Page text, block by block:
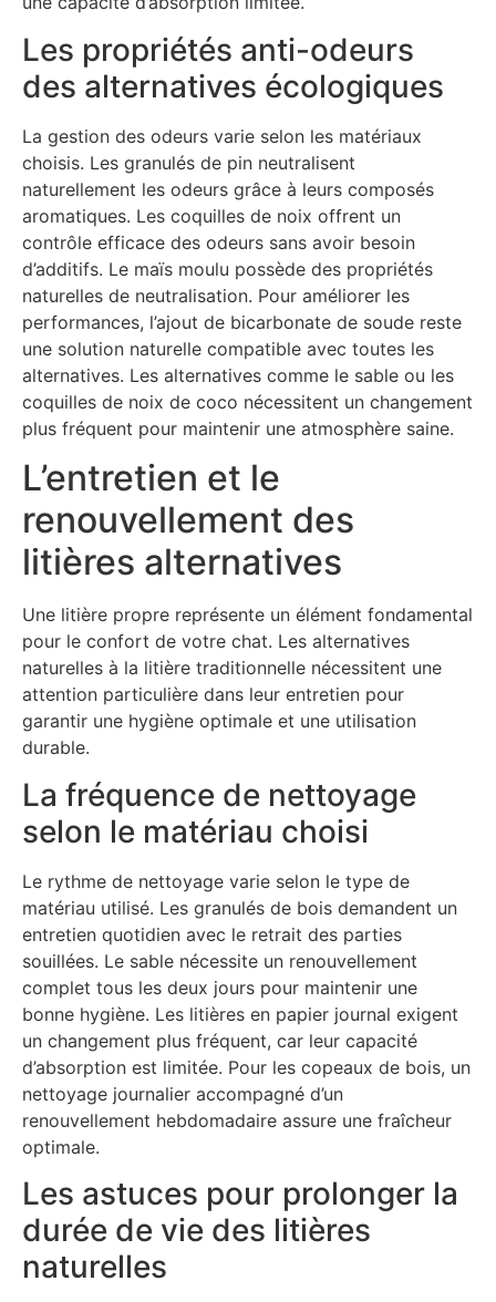
Les propriétés anti-odeurs
des alternatives écologiques
La gestion des odeurs varie selon les matériaux
choisis. Les granulés de pin neutralisent
naturellement les odeurs grâce à leurs composés
aromatiques. Les coquilles de noix offrent un
contrôle efficace des odeurs sans avoir besoin
d’additifs. Le maïs moulu possède des propriétés
naturelles de neutralisation. Pour améliorer les
performances, l’ajout de bicarbonate de soude reste
une solution naturelle compatible avec toutes les
alternatives. Les alternatives comme le sable ou les
coquilles de noix de coco nécessitent un changement
plus fréquent pour maintenir une atmosphère saine.
L’entretien et le
renouvellement des
litières alternatives
Une litière propre représente un élément fondamental
pour le confort de votre chat. Les alternatives
naturelles à la litière traditionnelle nécessitent une
attention particulière dans leur entretien pour
garantir une hygiène optimale et une utilisation
durable.
La fréquence de nettoyage
selon le matériau choisi
Le rythme de nettoyage varie selon le type de
matériau utilisé. Les granulés de bois demandent un
entretien quotidien avec le retrait des parties
souillées. Le sable nécessite un renouvellement
complet tous les deux jours pour maintenir une
bonne hygiène. Les litières en papier journal exigent
un changement plus fréquent, car leur capacité
d’absorption est limitée. Pour les copeaux de bois, un
nettoyage journalier accompagné d’un
renouvellement hebdomadaire assure une fraîcheur
optimale.
Les astuces pour prolonger la
durée de vie des litières
naturelles